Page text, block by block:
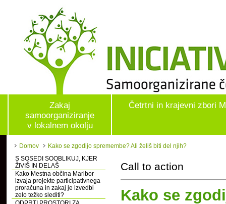
Zakaj
samoorganiziranje
v lokalnem okolju
Četrtni in krajevni zbori
Domov
Kako se zgodijo spremembe? Ali želiš biti del njih?
S SOSEDI SOOBLIKUJ, KJER
ŽIVIŠ IN DELAŠ
Kako Mestna občina Maribor
izvaja projekte participativnega
proračuna in zakaj je izvedbi
zelo težko slediti?
Call to action
Kako se